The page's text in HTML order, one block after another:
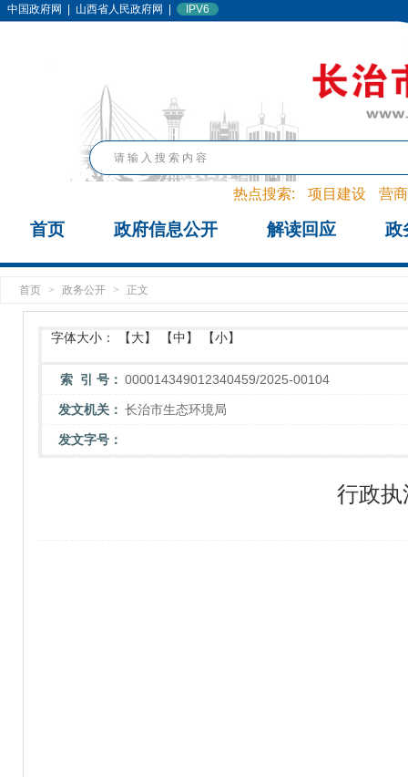
中国政府网 山西省人民政府网 IPV6
热点搜索: 项目建设 营
首页 政府信息公开 解读回应 政
首页 > 政务公开 > 正文
字体大小： 【大】 【中】 【小】
索 引 号： 000014349012340459/2025-00104
发文机关： 长治市生态环境局
发文字号：
行政